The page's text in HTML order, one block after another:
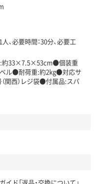
、必要時間：30分、必要工
約33×7.5×53cm●個装重
ル●耐荷重:約2kg●対応サ
（関西）レジ袋●付属品:スパ